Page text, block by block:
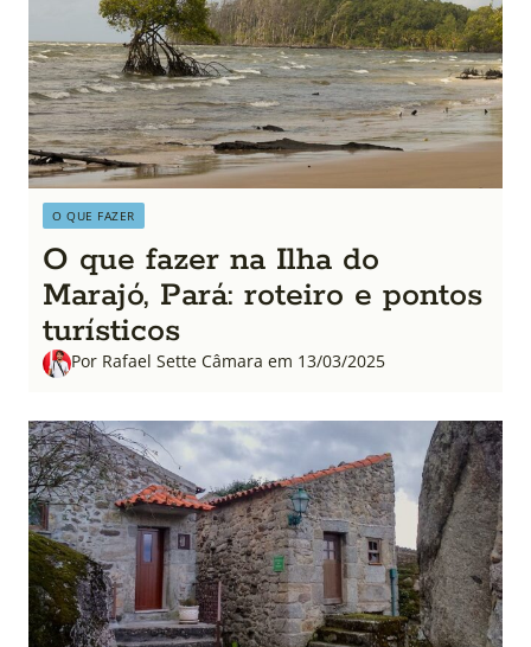
O QUE FAZER
O que fazer na Ilha do
Marajó, Pará: roteiro e pontos
turísticos
Por Rafael Sette Câmara em 13/03/2025